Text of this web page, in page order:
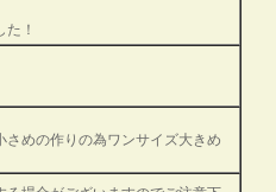
！
めの作りの為ワンサイズ大きめ